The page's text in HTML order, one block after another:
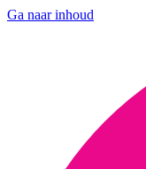
Ga naar inhoud